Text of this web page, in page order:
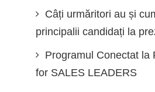
Câți urmăritori au și
principalii candidați la
Programul Conectat la
for SALES LEADERS